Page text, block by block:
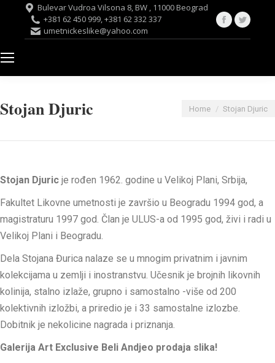
Bulevar Vudroa Vilsona 8, BW , 11000 Beograd
+381 62 450 999, +381 62 332 337
umetnickeslike@yahoo.com
Facebook
Stojan Djuric You are here:
Home Stojan Djuric
Stojan Djuric je rođen 1962. godine u Velikoj Plani, Srbija,
Fakultet Likovne umetnosti je završio u Beogradu 1994 god, a
magistraturu 1997 god. Član je ULUS-a od 1995 god, živi i radi u
Velikoj Plani i Beogradu.
Dela Stojana Đurica nalaze se u mnogim privatnim i javnim
kolekcijama u zemlji i inostranstvu. Učesnik je brojnih likovnih
kolinija, stalno izlaže, grupno i samostalno -više od 200
kolektivnih izložbi, a priredio je i 33 samostalne izlozbe.
Dobitnik je nekolicine nagrada i priznanja.
Galerija Art Exclusive Beli Andjeo prodaja slika!